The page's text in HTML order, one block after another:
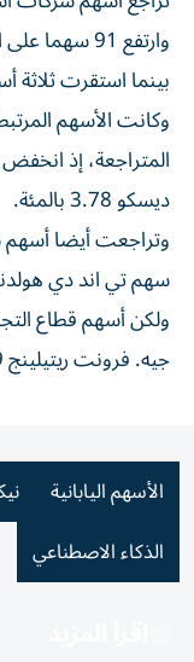
بينما استقرت ثلاثة
وكانت الأسهم
ديسكو 3.78 بالمئة.
وتراجعت أيضا
سهم تي اند دي هولدنجز،
ولكن أسهم قطاع
جيه. فرونت ريتيلينج 3.99%.
الأسهم اليابانية
الذكاء الاصطناعي